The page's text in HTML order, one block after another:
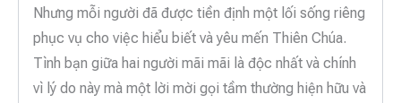
Nhưng mỗi người đã được tiền định một lối sống riêng
phục vụ cho việc hiểu biết và yêu mến Thiên Chúa.
Tình bạn giữa hai người mãi mãi là độc nhất và chính
vì lý do này mà một lời mời gọi tầm thường hiện hữu và